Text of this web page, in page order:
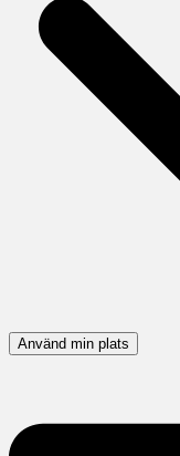
Använd min plats